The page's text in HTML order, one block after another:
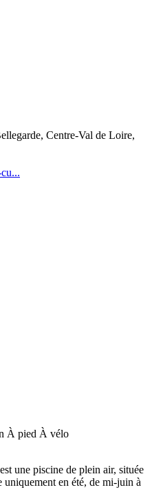
Centre-Val de Loire,
À pied À vélo
une piscine de plein air, située
uniquement en été, de mi-juin à